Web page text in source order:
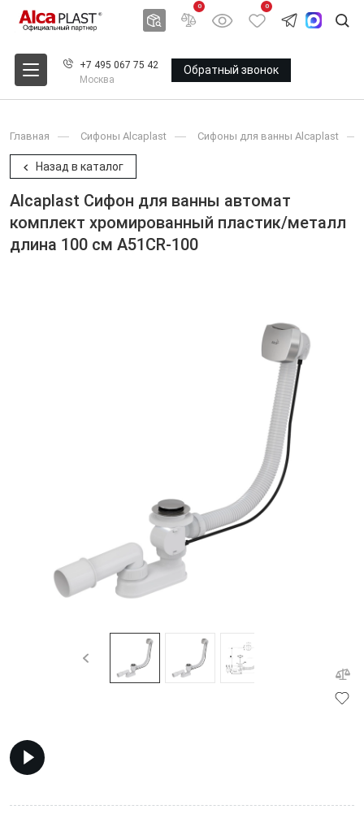
0 0
+7 495 067 75 42
Москва
Обратный звонок
Главная Сифоны Alcaplast Сифоны для ванны Alcaplast
Назад в каталог
Alcaplast Сифон для ванны автомат
комплект хромированный пластик/металл
длина 100 см A51CR-100